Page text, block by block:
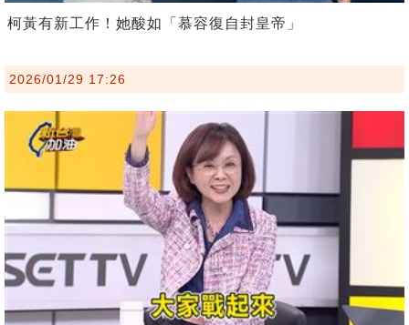
柯黃有新工作！她酸如「慕容復自封皇帝」
2026/01/29 17:26